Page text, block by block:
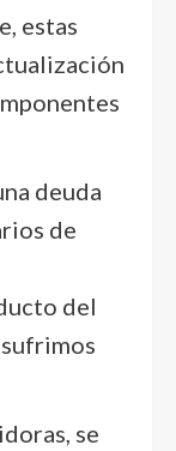
estas
deuda
de
del
se